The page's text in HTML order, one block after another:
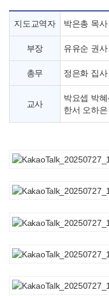
지도교역자 박은총 목사
부장 유유순 권사
총무 정은화 집사
교사
박요셉 박
한서 오하은